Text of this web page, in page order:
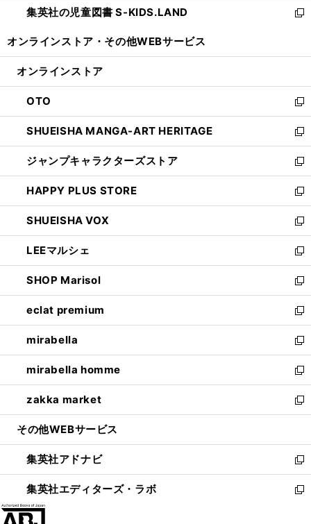
く
で
ド
開
い
ン
ウ
で
開
く
集英社の児童図書 S-KIDS.LAND
新
ウ
ン
ド
ウ
で
開
く
オンラインストア・ その他WEBサービス
オンラインストア
OTO
新
し
い
ウ
ィ
ン
ド
ウ
で
開
く
SHUEISHA MANGA-ART HERITAGE
新
し
い
ウ
ィ
ン
ド
ウ
で
開
く
ジャンプキャラクターズストア
新
し
い
ウ
ィ
ン
ド
ウ
で
開
く
HAPPY PLUS STORE
新
し
い
ウ
ィ
ン
ド
ウ
で
開
く
SHUEISHA VOX
新
し
い
ウ
ィ
ン
ド
ウ
で
開
く
LEEマルシェ
新
し
い
ウ
ィ
ン
ド
ウ
で
開
く
SHOP Marisol
新
し
い
ウ
ィ
ン
ド
ウ
で
開
eclat premium
新
し
い
ウ
ィ
ン
ド
ウ
開
く
mirabella
新
し
い
ウ
ィ
ン
ウ
で
開
く
mirabella homme
新
し
い
ウ
ン
ド
ウ
で
zakka market
新
し
ウ
ィ
ン
ド
その他WEBサービス
集英社アドナビ
新
し
い
集英社エディターズ・ラボ
新